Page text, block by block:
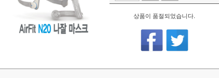
상품이 품절되었습니다.